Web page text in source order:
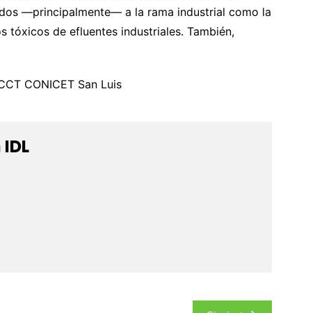
—principalmente— a la rama industrial como la
tóxicos de efluentes industriales. También,
CONICET San Luis